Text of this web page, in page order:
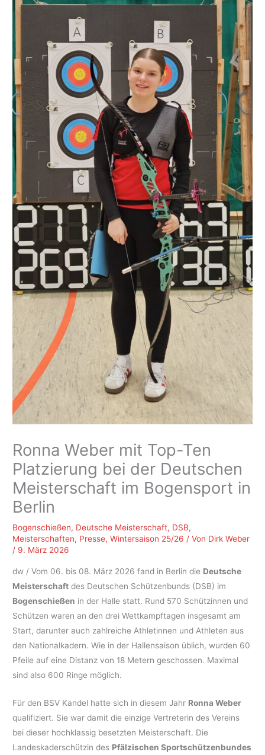
Ronna Weber mit Top-Ten
Platzierung bei der Deutschen
Meisterschaft im Bogensport in
Berlin
Bogenschießen, Deutsche Meisterschaft, DSB,
Meisterschaften, Presse,Wintersaison 25/26 / Von Dirk Weber
/ 9. März 2026
dw / Vom 06. bis 08. März 2026 fand in Berlin die Deutsche
Meisterschaft des Deutschen Schützenbunds (DSB) im
Bogenschießen in der Halle statt. Rund 570 Schützinnen und
Schützen waren an den drei Wettkampftagen insgesamt am
Start, darunter auch zahlreiche Athletinnen und Athleten aus
den Nationalkadern. Wie in der Hallensaison üblich, wurden 60
Pfeile auf eine Distanz von 18 Metern geschossen. Maximal
sind also 600 Ringe möglich.
Für den BSV Kandel hatte sich in diesem Jahr Ronna Weber
qualifiziert. Sie war damit die einzige Vertreterin des Vereins
bei dieser hochklassig besetzten Meisterschaft. Die
Landeskaderschützin des Pfälzischen Sportschützenbundes